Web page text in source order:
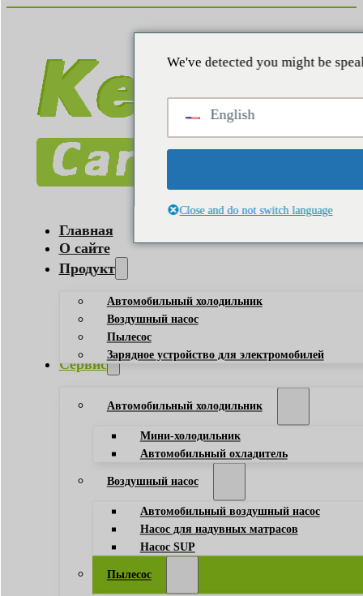
Главная
О сайте
Продукт
Автомобильный холодильник
Воздушный насос
Пылесос
Зарядное устройство для электромобилей
Сервис
Автомобильный холодильник
Мини-холодильник
Автомобильный охладитель
Воздушный насос
Автомобильный воздушный насос
Насос для надувных матрасов
Насос SUP
Пылесос
We've detected you might be
English
Close and do not switch language